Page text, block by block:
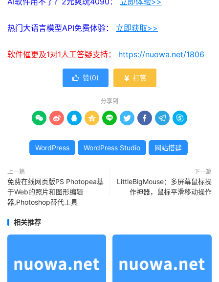
热门大语言模型API免费体验： 立即获取>>
软件催更及1对1人工答疑支持： https://nuowa.net/1806
 赞(0)  打赏
分享到
        
WordPress WordPress Studio 网站搭建
上一篇
免费在线网页版PS Photopea基
于Web的照片和图形编辑
器,Photoshop替代工具
下一篇
LittleBigMouse：多屏幕鼠标操
作神器，鼠标平滑移动操作
相关推荐